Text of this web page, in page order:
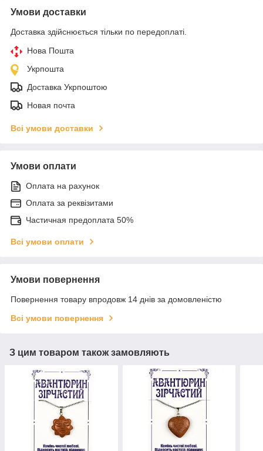
Умови доставки
Доставка здійснюється тільки по передоплаті.
Нова Пошта
Укрпошта
Доставка Укрпоштою
Новая почта
Всі умови доставки
Умови оплати
Оплата на рахунок
Оплата за реквізитами
Частичная предоплата 50%
Всі умови оплати
Умови повернення
Повернення товару впродовж 14 днів за домовленістю
Всі умови повернення
З цим товаром також замовляють